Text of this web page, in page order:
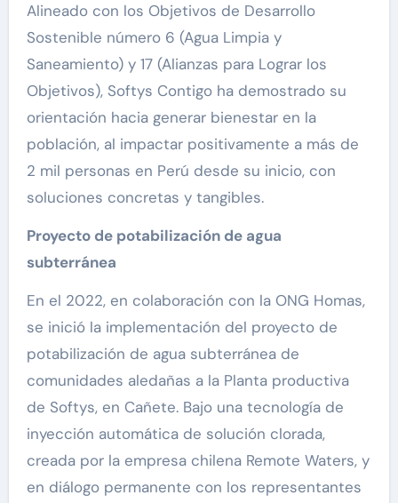
Alineado con los Objetivos de Desarrollo
Sostenible número 6 (Agua Limpia y
Saneamiento) y 17 (Alianzas para Lograr los
Objetivos), Softys Contigo ha demostrado su
orientación hacia generar bienestar en la
población, al impactar positivamente a más de
2 mil personas en Perú desde su inicio, con
soluciones concretas y tangibles.
Proyecto de potabilización de agua
subterránea
En el 2022, en colaboración con la ONG Homas,
se inició la implementación del proyecto de
potabilización de agua subterránea de
comunidades aledañas a la Planta productiva
de Softys, en Cañete. Bajo una tecnología de
inyección automática de solución clorada,
creada por la empresa chilena Remote Waters, y
en diálogo permanente con los representantes